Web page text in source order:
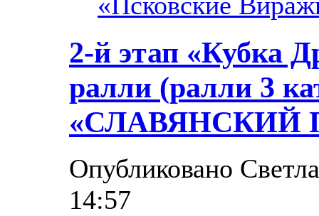
2-й этап «Кубка
ралли (ралли 3
«СЛАВЯНСКИЙ
Опубликовано
14:57